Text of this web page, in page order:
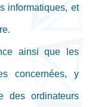
informatiques, et
ainsi que les
concernées, y
des ordinateurs